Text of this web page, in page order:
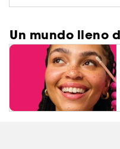
Un mundo lleno